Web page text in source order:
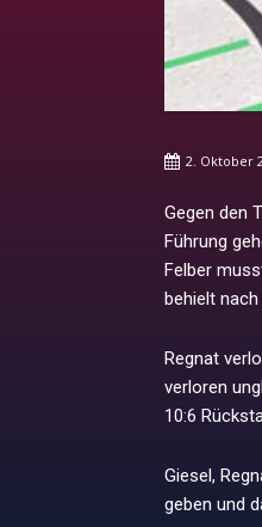
2. Oktober
Gegen den
Führung
Felber
behielt
Regnat
verloren
10:6
Giesel,
geben und